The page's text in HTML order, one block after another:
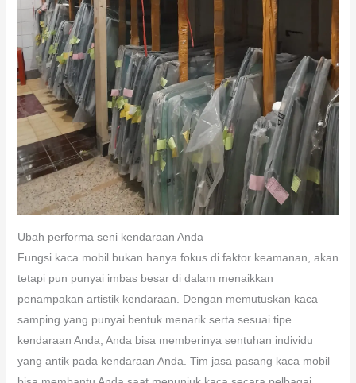
Ubah performa seni kendaraan Anda
Fungsi kaca mobil bukan hanya fokus di faktor keamanan, akan
tetapi pun punyai imbas besar di dalam menaikkan
penampakan artistik kendaraan. Dengan memutuskan kaca
samping yang punyai bentuk menarik serta sesuai tipe
kendaraan Anda, Anda bisa memberinya sentuhan individu
yang antik pada kendaraan Anda. Tim jasa pasang kaca mobil